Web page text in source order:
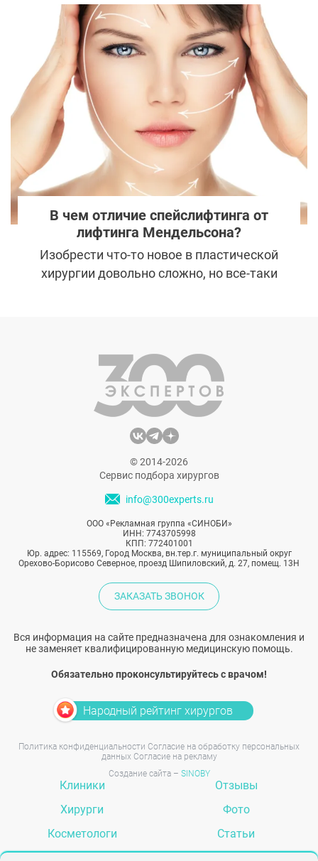
но неудачный поход в клинику
эстетической медицины уничтожил
ангельскую красоту. Почему
привлекательная актриса решилась на
столь радикальный шаг?
В чем отличие спейслифтинга от
лифтинга Мендельсона?
Изобрести что-то новое в пластической
хирургии довольно сложно, но все-таки
малотравматичная методика омоложения
лица. Есть ли отличия между
малотравматичным спейслифтингом и
лифтингом Мендельсона?
© 2014-2026
Сервис подбора хирургов
info@300experts.ru
ООО «Рекламная группа «СИНОБИ»
ИНН: 7743705998
КПП: 772401001
Юр. адрес: 115569, Город Москва, вн.тер.г. муниципальный округ
Орехово-Борисово Северное, проезд Шипиловский, д. 27, помещ. 13Н
ЗАКАЗАТЬ ЗВОНОК
Вся информация на сайте предназначена для ознакомления и
не заменяет квалифицированную медицинскую помощь.
Обязательно проконсультируйтесь с врачом!
Народный рейтинг хирургов
Политика конфиденциальности Согласие на обработку персональных
данных Согласие на рекламу
Создание сайта – SINOBY
Клиники
Хирурги
Косметологи
Отзывы
Фото
Статьи